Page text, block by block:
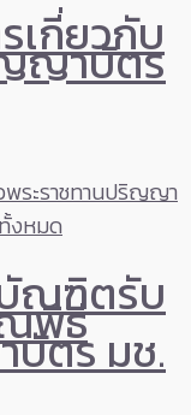
เกี่ยวกับ
ญาบัตร
พระราชทานปริญญา
งหมด
ณฑิตรับ
พิธี
ตร มช.